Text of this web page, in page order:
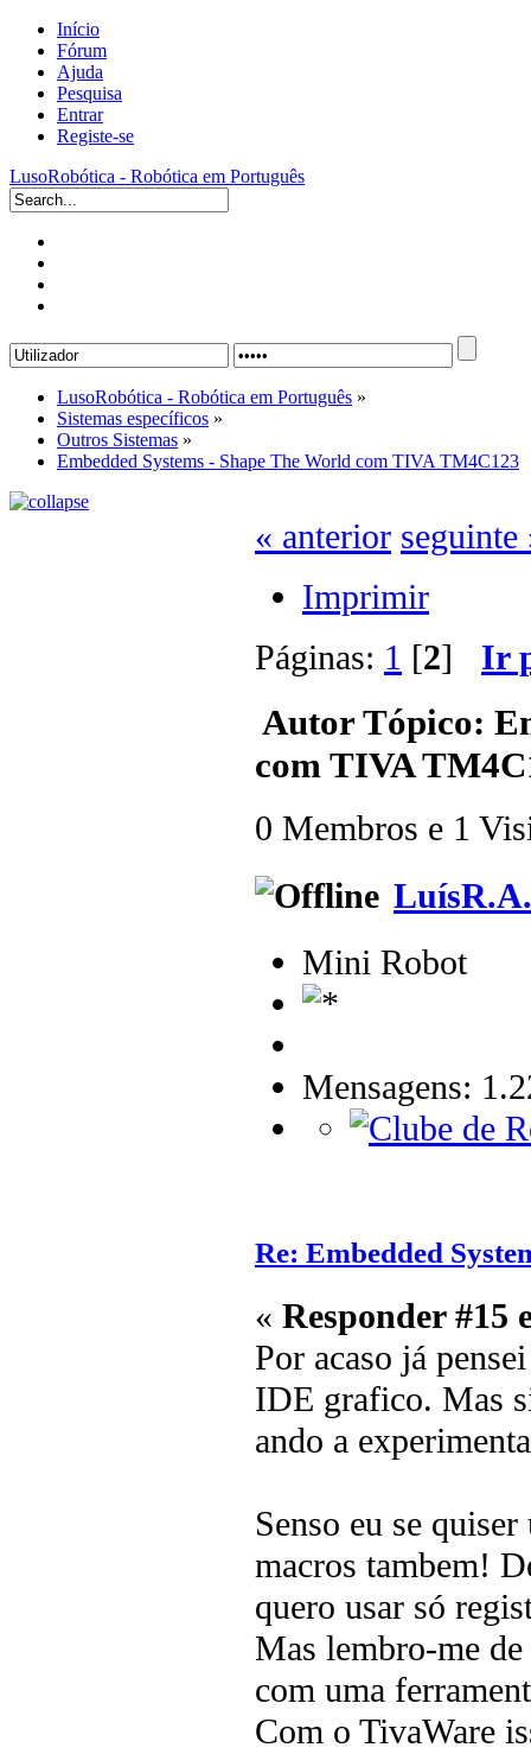
Início
Fórum
Ajuda
Pesquisa
Entrar
Registe-se
LusoRobótica - Robótica em Português
LusoRobótica - Robótica em Português »
Sistemas específicos »
Outros Sistemas »
Embedded Systems - Shape The World com TIVA TM4C123
« anterior seguinte
Imprimir
Páginas: 1 [2] Ir
AutorTópico:
com TIVA
0 Membros e 1
LuísR.A.
Mini Robot
Mensagens:
Re: Embedded
« Responder #15
Por acaso já
IDE grafico. Mas
ando a
Senso eu se
macros tambem!
quero usar só
Mas lembro-me
com uma
Com o TivaWare